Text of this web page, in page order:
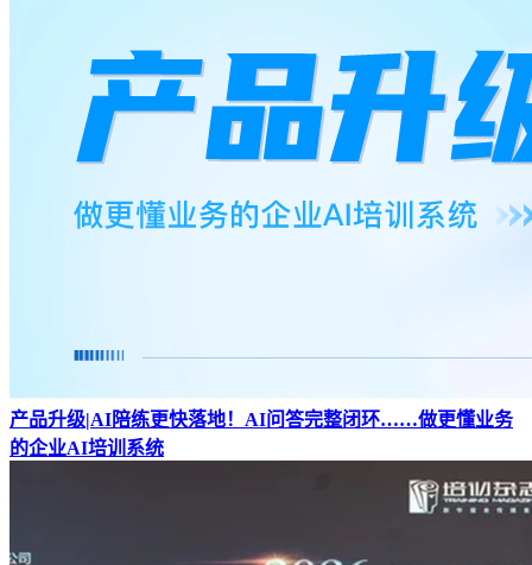
产品升级|AI陪练更快落地！AI问答完整闭环……做更懂业务
的企业AI培训系统